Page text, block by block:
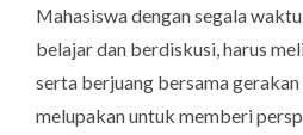
Mahasiswa dengan segala
belajar dan berdiskusi, harus
serta berjuang bersama
melupakan untuk memberi